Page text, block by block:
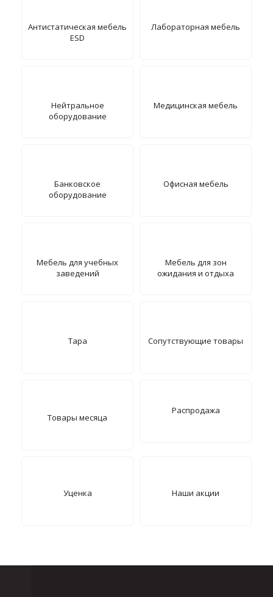
Антистатическая мебель
ESD
Лабораторная мебель
Нейтральное
оборудование
Медицинская мебель
Банковское
оборудование
Офисная мебель
Мебель для учебных
заведений
Мебель для зон
ожидания и отдыха
Тара Сопутствующие товары
Товары месяца
Распродажа
Уценка Наши акции